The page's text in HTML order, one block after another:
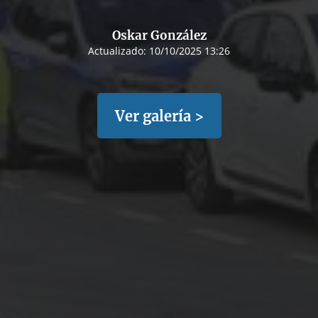
Oskar González
Actualizado: 10/10/2025 13:26
Ver galería >